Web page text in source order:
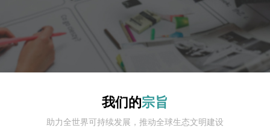
我们的宗旨
助力全世界可持续发展，推动全球生态文明建设